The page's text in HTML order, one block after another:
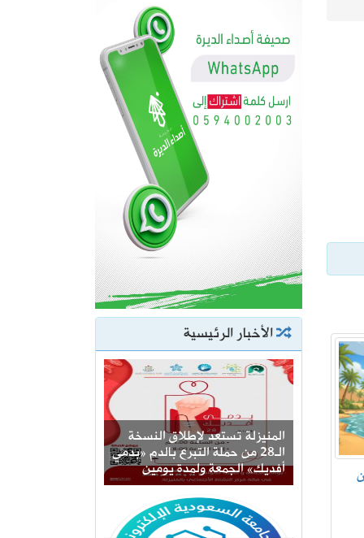
الأخبار الرئيسية
المنيزلة تستعد لإطلاق النسخة
الـ28 من حملة التبرع بالدم «بدمي
أفديك» الجمعة ولمدة يومين